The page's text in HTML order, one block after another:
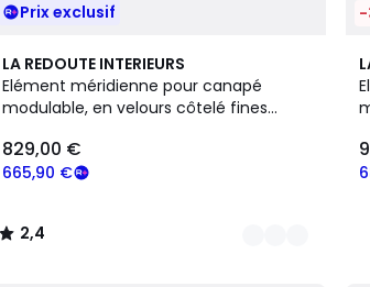
Prix exclusif
LA REDOUTE INTERIEURS
Elément méridienne pour canapé
modulable, en velours côtelé fines
665,90 €
829,00 €
2,4
/ 5
5
Couleurs
2,4
/
-
4